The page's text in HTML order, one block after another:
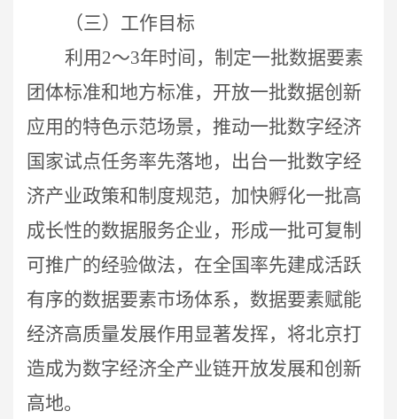
（三）工作目标
利用2～3年时间，制定一批数据要素
团体标准和地方标准，开放一批数据创新
应用的特色示范场景，推动一批数字经济
国家试点任务率先落地，出台一批数字经
济产业政策和制度规范，加快孵化一批高
成长性的数据服务企业，形成一批可复制
可推广的经验做法，在全国率先建成活跃
有序的数据要素市场体系，数据要素赋能
经济高质量发展作用显著发挥，将北京打
造成为数字经济全产业链开放发展和创新
高地。